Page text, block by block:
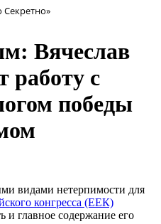
Секретно»
Вячеслав
работу с
победы
видами нетерпимости для
конгресса (ЕЕК)
и главное содержание его